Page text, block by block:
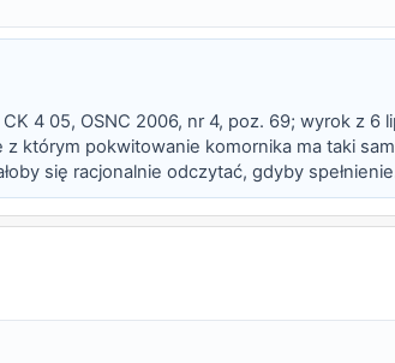
4 05, OSNC 2006, nr 4, poz. 69; wyrok z 6
z którym pokwitowanie komornika ma taki
się racjonalnie odczytać, gdyby spełnienie
Sko...